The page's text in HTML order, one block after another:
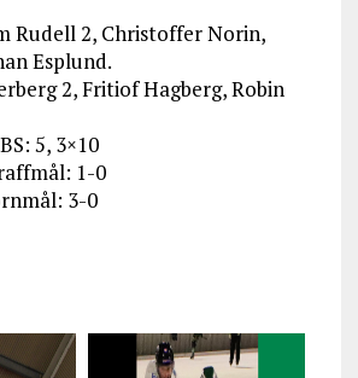
Rudell 2, Christoffer Norin,
Esplund.
2, Fritiof Hagberg, Robin
5, 3×10
1-0
3-0